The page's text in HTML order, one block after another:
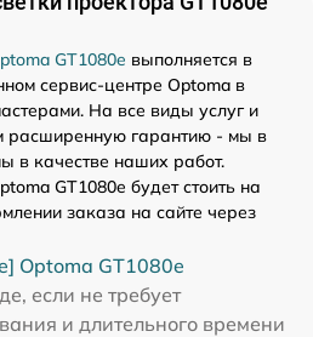
GT1080e выполняется в
сервис-центре Optoma в
На все виды услуг и
расширенную гарантию - мы в
в качестве наших работ.
GT1080e будет стоить на
заказа на сайте через
Optoma GT1080e
если не требует
и длительного времени